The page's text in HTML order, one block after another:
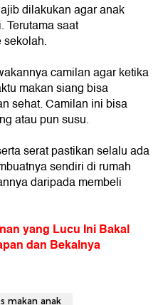
dilakukan agar anak
Terutama saat
sekolah.
camilan agar ketika
makan siang bisa
sehat. Camilan ini bisa
atau pun susu.
serat pastikan selalu ada
sendiri di rumah
daripada membeli
yang Lucu Ini Bakal
dan Bekalnya
makan anak